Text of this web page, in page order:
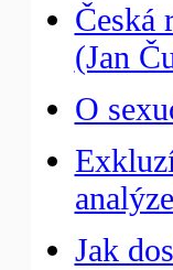
Česká
(Jan
O
Jak